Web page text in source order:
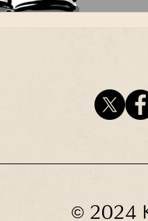
© 2024